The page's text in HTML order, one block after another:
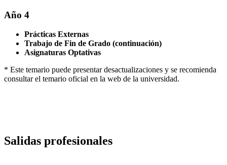
Año 4
Prácticas Externas
Trabajo de Fin de Grado (continuación)
Asignaturas Optativas
* Este temario puede presentar desactualizaciones y se recomienda
consultar el temario oficial en la web de la universidad.
Salidas profesionales